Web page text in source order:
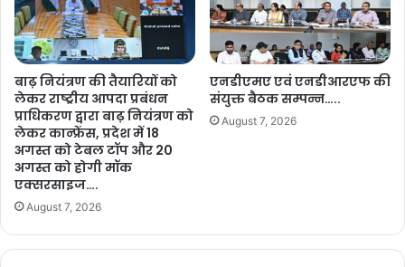
बाढ़ नियंत्रण की तैयारियों को
लेकर राष्ट्रीय आपदा प्रबंधन
प्राधिकरण द्वारा बाढ़ नियंत्रण को
लेकर कान्फ्रेंस, प्रदेश में 18
अगस्त को टेबल टॉप और 20
अगस्त को होगी मॉक
एक्सरसाइज….
August 7, 2026
एनडीएमए एवं एनडीआरएफ की
संयुक्त बैठक सम्पन्न…..
August 7, 2026